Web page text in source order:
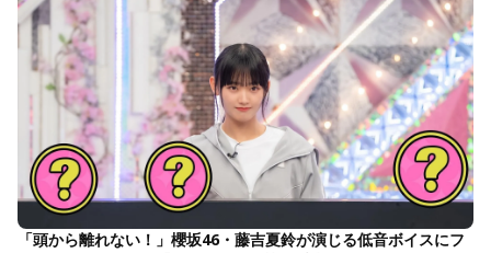
「頭から離れない！」櫻坂46・藤吉夏鈴が演じる低音ボイスにフ